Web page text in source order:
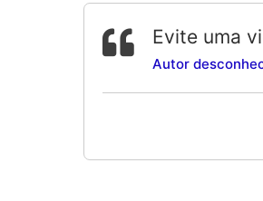
Evite uma
Autor